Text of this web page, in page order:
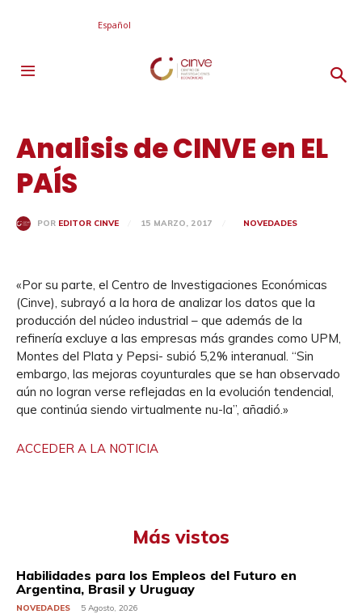
Español
Analisis de CINVE en EL
PAÍS
POR EDITOR CINVE 15 MARZO, 2017 NOVEDADES
«Por su parte, el Centro de Investigaciones Económicas
(Cinve), subrayó a la hora de analizar los datos que la
producción del núcleo industrial – que además de la
refinería excluye a las empresas más grandes como UPM,
Montes del Plata y Pepsi- subió 5,2% interanual. “Sin
embargo, las mejoras coyunturales que se han observado
aún no logran verse reflejadas en la evolución tendencial,
que continúa siendo virtualmente nu-la”, añadió.»
ACCEDER A LA NOTICIA
Más vistos
Habilidades para los Empleos del Futuro en
Argentina, Brasil y Uruguay
NOVEDADES 5 Agosto, 2026